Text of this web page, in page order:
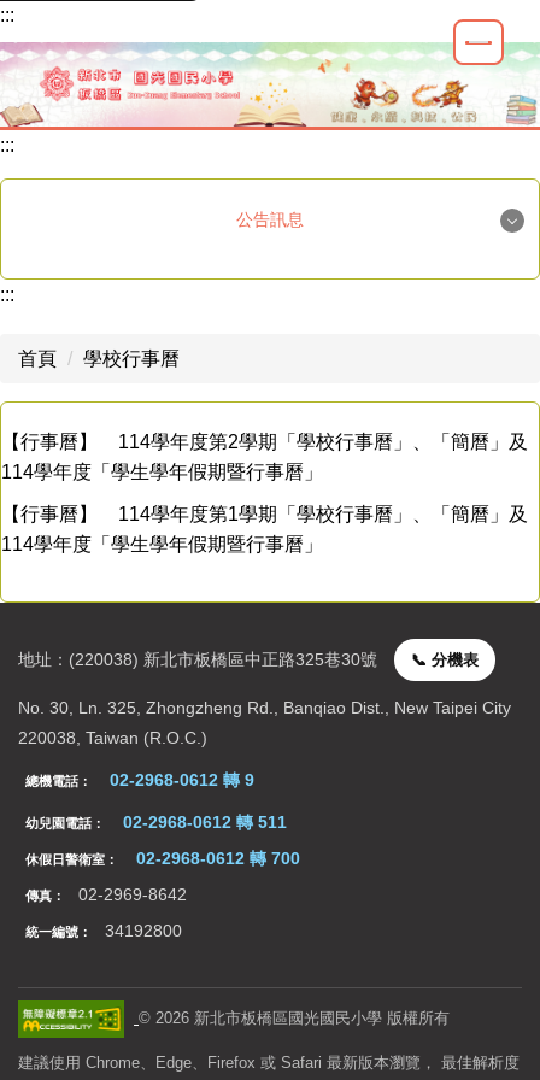
跳
到
要
內
:::
:::
公告訊息
學生活動
新生專區
校園行事曆
:::
首頁 學校行事曆
【行事曆】
114學年度第2學期「學校行事曆」、「簡曆」及
114學年度「學生學年假期暨行事曆」
【行事曆】
114學年度第1學期「學校行事曆」、「簡曆」及
114學年度「學生學年假期暨行事曆」
聯絡資訊
地址：(220038) 新北市板橋區中正路325巷30號 📞 分機表
No. 30, Ln. 325, Zhongzheng Rd., Banqiao Dist., New Taipei City
220038, Taiwan (R.O.C.)
總機電話： 02-2968-0612 轉 9
幼兒園電話： 02-2968-0612 轉 511
休假日警衛室： 02-2968-0612 轉 700
傳真： 02-2969-8642
統一編號： 34192800
© 2026 新北市板橋區國光國民小學 版權所有
建議使用 Chrome、Edge、Firefox 或 Safari 最新版本瀏覽， 最佳解析度